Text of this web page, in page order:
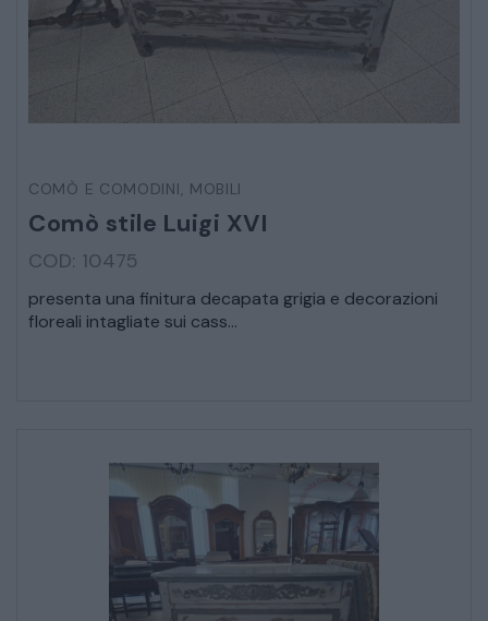
STILI ED ESPOSIZIONE
STRUMENTI MUSICALI
COMÒ E COMODINI, MOBILI
Comò stile Luigi XVI
COD: 10475
presenta una finitura decapata grigia e decorazioni
floreali intagliate sui cass...